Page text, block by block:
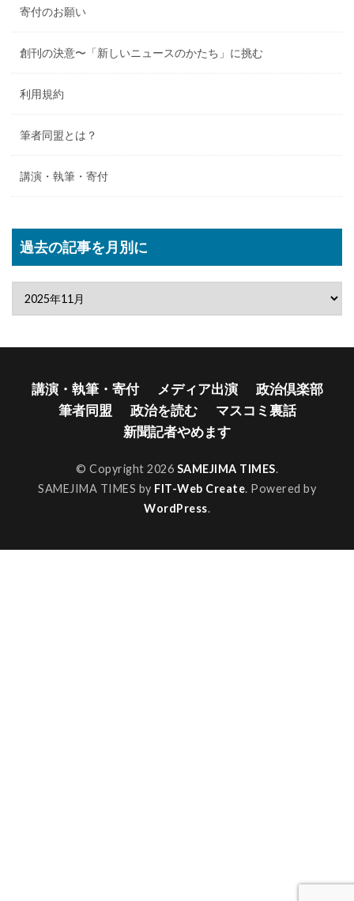
寄付のお願い
創刊の決意〜「新しいニュースのかたち」に挑む
利用規約
筆者同盟とは？
講演・執筆・寄付
過去の記事を月別に
講演・執筆・寄付 メディア出演
政治倶楽部
筆者同盟
政治を読む
マスコミ裏話
新聞記者やめます
© Copyright 2026 SAMEJIMA TIMES.
SAMEJIMA TIMES by FIT-Web Create. Powered by
WordPress.